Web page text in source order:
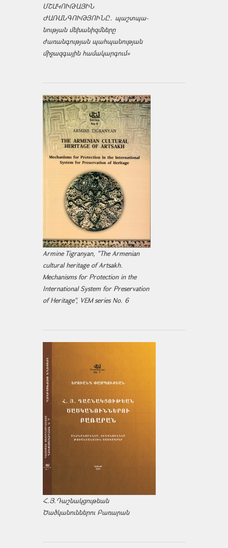
ՄՇԱԿՈՒԹԱՅԻՆ
ԺԱՌԱՆԳՈՒԹՅՈՒՆԸ․ պաշտպա­
նության մեխանիզմները
ժառանգության պահպանության
միջազ­գային համակարգում»
Armine Tigranyan, "The Armenian
cultural heritage of Artsakh.
Mechanisms for Protection in the
International System for Preservation
of Heritage", VEM series No. 6
Հ.Յ.Դաշնակցութեան
Ծածկանուններու Բառարան